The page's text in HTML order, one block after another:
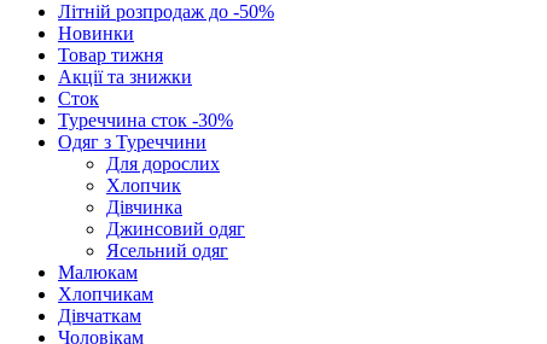
Літній розпродаж до -50%
Новинки
Товар тижня
Акції та знижки
Сток
Туреччина сток -30%
Одяг з Туреччини
Для дорослих
Хлопчик
Дівчинка
Джинсовий одяг
Ясельний одяг
Малюкам
Хлопчикам
Дівчаткам
Чоловікам